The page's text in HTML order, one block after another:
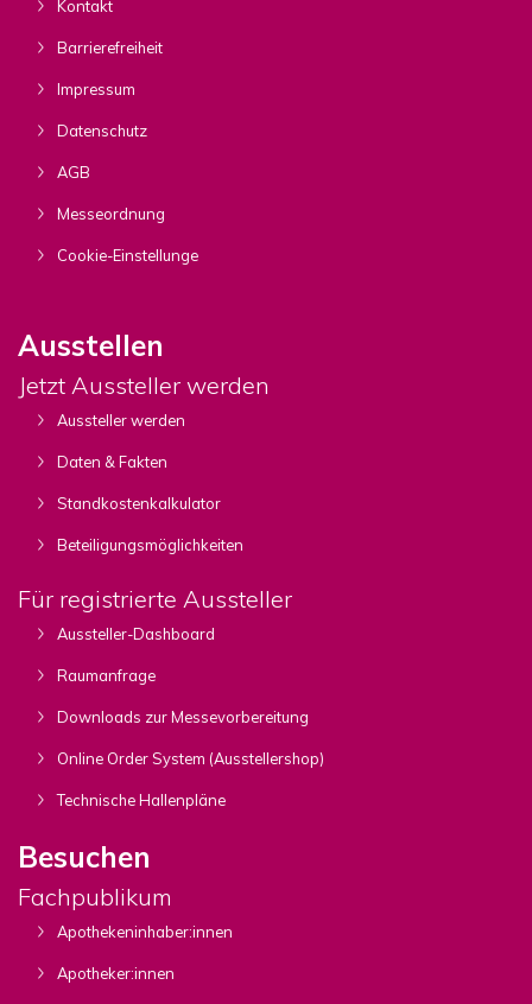
Kontakt
Barrierefreiheit
Impressum
Datenschutz
AGB
Messeordnung
Cookie-Einstellunge
Ausstellen
Jetzt Aussteller werden
Aussteller werden
Daten & Fakten
Standkostenkalkulator
Beteiligungsmöglichkeiten
Für registrierte Aussteller
Aussteller-Dashboard
Raumanfrage
Downloads zur Messevorbereitung
Online Order System (Ausstellershop)
Technische Hallenpläne
Besuchen
Fachpublikum
Apothekeninhaber:innen
Apotheker:innen